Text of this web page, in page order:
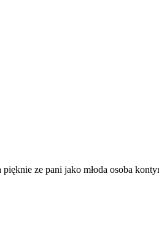
ze pani jako młoda osoba